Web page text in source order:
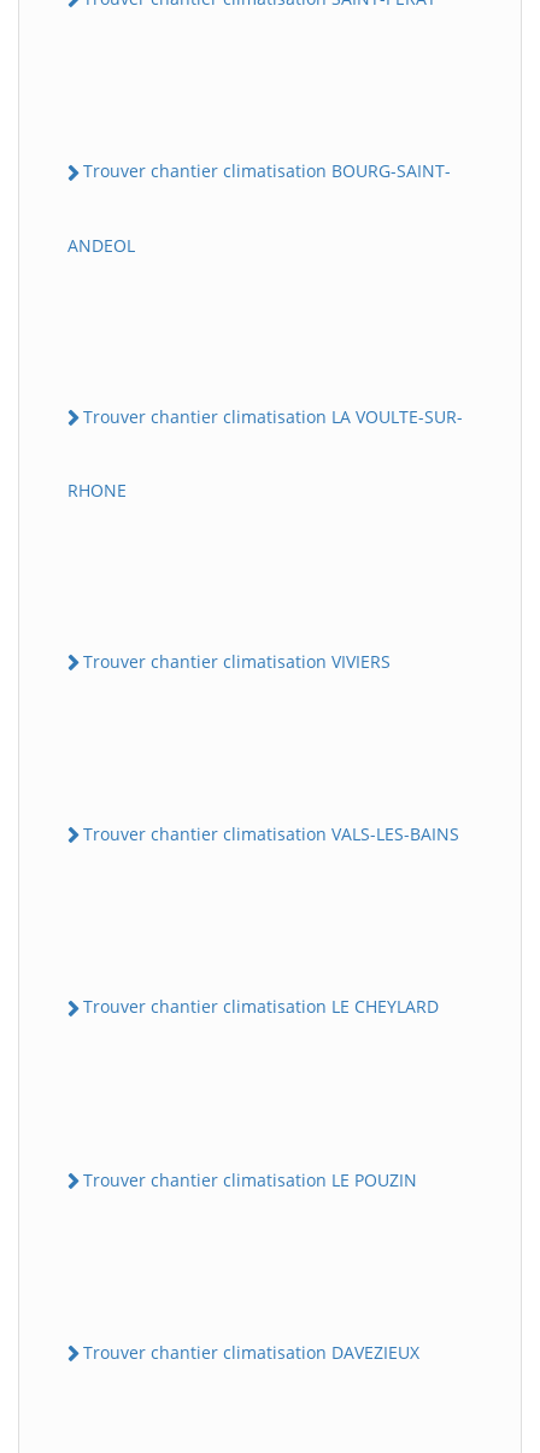
Trouver chantier climatisation BOURG-SAINT-
ANDEOL
Trouver chantier climatisation LA VOULTE-SUR-
RHONE
Trouver chantier climatisation VIVIERS
Trouver chantier climatisation VALS-LES-BAINS
Trouver chantier climatisation LE CHEYLARD
Trouver chantier climatisation LE POUZIN
Trouver chantier climatisation DAVEZIEUX